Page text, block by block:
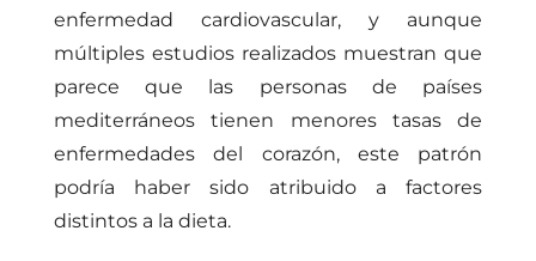
enfermedad cardiovascular, y aunque
múltiples estudios realizados muestran que
parece que las personas de países
mediterráneos tienen menores tasas de
enfermedades del corazón, este patrón
podría haber sido atribuido a factores
distintos a la dieta.